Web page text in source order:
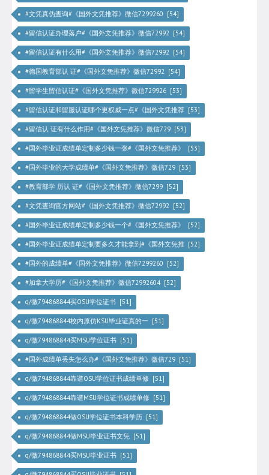
#文凭真伪查询#《国外文凭推荐》微信7299260 [54]
#留信认证办理落户#《国外文凭推荐》微信72992 [54]
#留信认证有什么用#《国外文凭推荐》微信72992 [54]
#德国教育部认 证#《国外文凭推荐》微信72992 [54]
#留学生留信认证#《国外文凭推荐》微信729926 [53]
#留信认证和留服认证哪个更权威一点#《国外文凭推荐 [53]
#留信认 证有什么作用#《国外文凭推荐》微信729 [53]
#国外毕业证成绩单定制多少钱一张#《国外文凭推荐》 [53]
#国外毕业的大学成绩单#《国外文凭推荐》微信729 [53]
#教育部学 历认 证#《国外文凭推荐》微信7299 [52]
#文凭查询官方网站#《国外文凭推荐》微信72992 [52]
#国外毕业证成绩单定制多少钱一个#《国外文凭推荐》 [52]
#国外毕业证成绩单定制要多久才能拿到#《国外文凭推 [52]
#国外的成绩单#《国外文凭推荐》微信7299260 [52]
#加拿大学历#《国外文凭推荐》微信72992604 [52]
q/微794868844买OSU学位证书 [51]
q/微794868844校内原仿KSU毕业证真的一 [51]
q/微794868844买MSU学位证书 [51]
#国外成绩单丢失怎么办#《国外文凭推荐》微信729 [51]
q/微794868844靠谱OSU学位证书成绩单修 [51]
q/微794868844靠谱MSU学位证书成绩单修 [51]
q/微794868844做OSU学位证书本科学历 [51]
q/微794868844做MSU毕业证书文凭 [51]
q/微794868844买MSU毕业证书 [51]